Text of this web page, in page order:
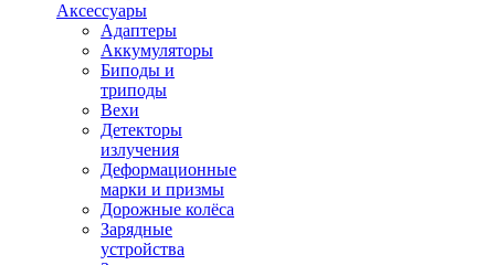
Аксессуары
Адаптеры
Аккумуляторы
Биподы и
триподы
Вехи
Детекторы
излучения
Деформационные
марки и призмы
Дорожные колёса
Зарядные
устройства